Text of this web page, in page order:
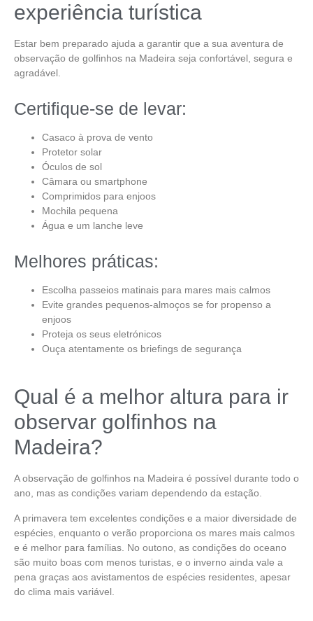
experiência turística
Estar bem preparado ajuda a garantir que a sua aventura de
observação de golfinhos na Madeira seja confortável, segura e
agradável.
Certifique-se de levar:
Casaco à prova de vento
Protetor solar
Óculos de sol
Câmara ou smartphone
Comprimidos para enjoos
Mochila pequena
Água e um lanche leve
Melhores práticas:
Escolha passeios matinais para mares mais calmos
Evite grandes pequenos-almoços se for propenso a
enjoos
Proteja os seus eletrónicos
Ouça atentamente os briefings de segurança
Qual é a melhor altura para ir
observar golfinhos na
Madeira?
Aobservação de golfinhos na Madeira é possível durante todo o
ano, mas as condições variam dependendo da estação.
A primavera tem excelentes condições e a maior diversidade de
espécies, enquanto o verão proporciona os mares mais calmos
e é melhor para famílias. No outono, as condições do oceano
são muito boas com menos turistas, e o inverno ainda vale a
pena graças aos avistamentos de espécies residentes, apesar
do clima mais variável.